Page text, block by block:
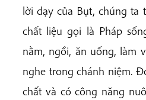
lời dạy của Bụt, chúng ta
chất liệu gọi là Pháp
nằm, ngồi, ăn uống, làm
nghe trong chánh niệm.
chất và có công năng